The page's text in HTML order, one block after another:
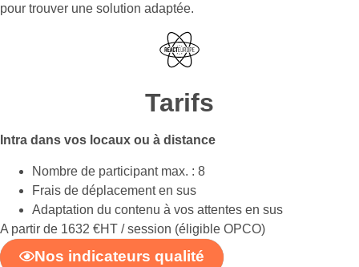
pour trouver une solution adaptée.
Tarifs
Intra dans vos locaux ou à distance
Nombre de participant max. : 8
Frais de déplacement en sus
Adaptation du contenu à vos attentes en sus
A partir de 1632 €HT / session (éligible OPCO)
Nos indicateurs qualité